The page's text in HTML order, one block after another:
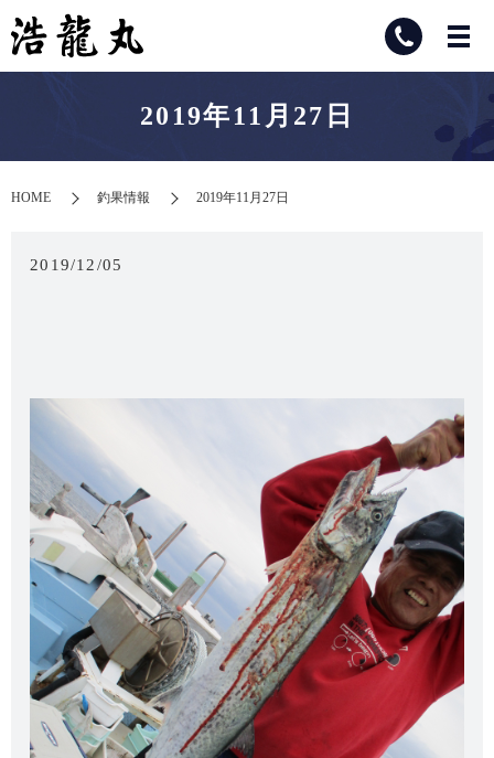
2019年11月27日
HOME 釣果情報 2019年11月27日
2019/12/05